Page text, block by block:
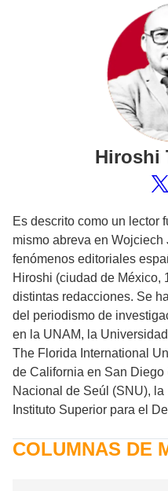
Hiroshi
Es descrito como un lector
mismo abreva en
fenómenos editoriales
Hiroshi (ciudad de México,
distintas redacciones. Se
del periodismo de
en la UNAM, la
The Florida International
de California en San
Nacional de Seúl (SNU),
Instituto Superior para el
COLUMNAS DE